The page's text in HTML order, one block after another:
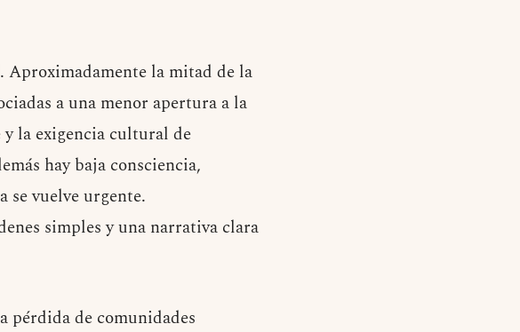
la mitad de la
a una menor apertura a la
y la exigencia cultural de
hay baja consciencia,
se vuelve urgente.
simples y una narrativa clara
pérdida de comunidades